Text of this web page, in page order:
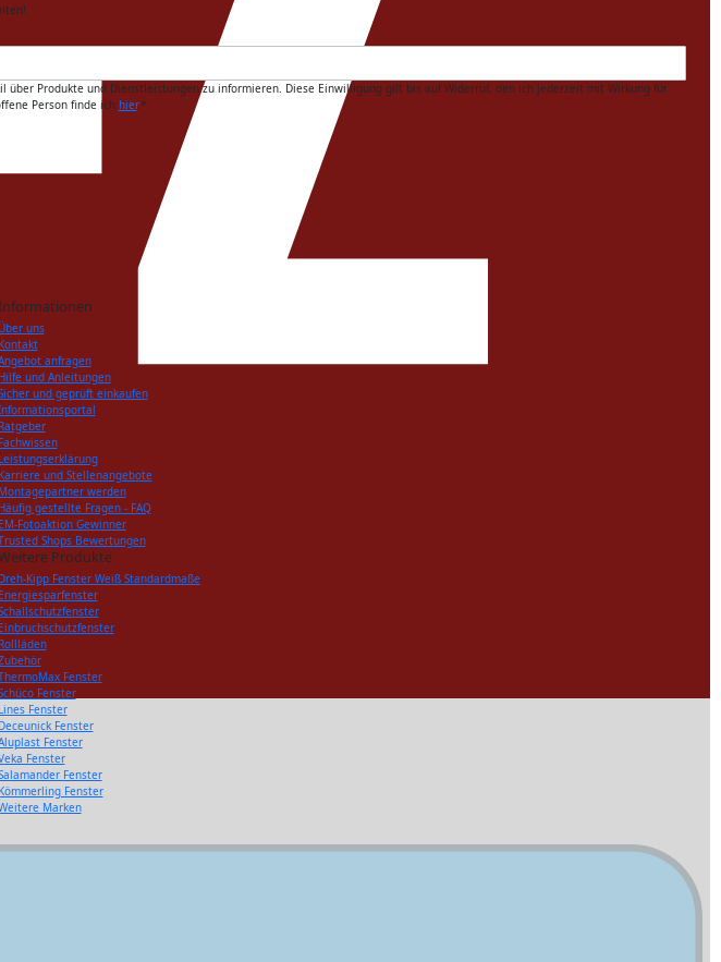
Produkte und Dienstleistungen zu informieren. Diese Einwilligung gilt bis auf Widerruf, den ich jederzeit mit Wirkung für
Person finde ich hier.*
Über uns
Kontakt
anfragen
Hilfe und Anleitungen
und geprüft einkaufen
Ratgeber
Fachwissen
Leistungserklärung
Karriere und Stellenangebote
Montagepartner werden
Häufig gestellte Fragen - FAQ
EM-Fotoaktion Gewinner
Shops Bewertungen
Produkte
Dreh-Kipp Fenster Weiß Standardmaße
Energiesparfenster
Einbruchschutzfenster
Rollläden
Fenster
Fenster
Lines Fenster
Deceunick Fenster
Fenster
Fenster
Fenster
Kömmerling Fenster
Marken